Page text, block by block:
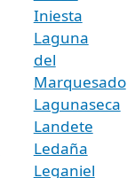
Iniesta
Laguna
del
Marquesado
Lagunaseca
Landete
Ledaña
Leganiel